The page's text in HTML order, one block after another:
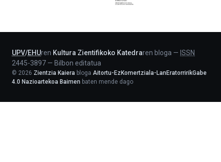
Jaurlaritza
UPV/EHUren Kultura Zientifikoko Katedraren bloga — ISSN
2445-3897 — Bilbon editatua
© 2026 Zientzia Kaiera bloga Aitortu-EzKomertziala-LanEratorririkGabe
4.0 Nazioartekoa Baimen baten mende dago